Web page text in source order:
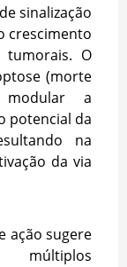
sinalização
crescimento
tumorais. O
(morte
modular a
potencial da
na
da via
ação sugere
múltiplos